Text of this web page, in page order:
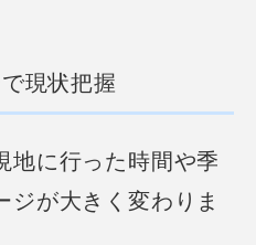
現状把握
地に行った時間や季
ジが大きく変わりま